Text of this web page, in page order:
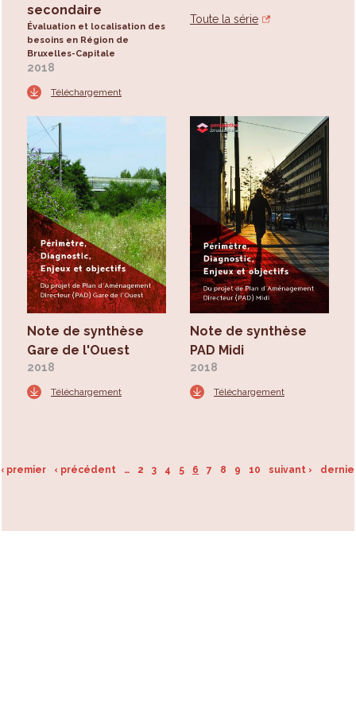
secondaire
Évaluation et localisation des
besoins en Région de
Bruxelles-Capitale
2018
Téléchargement
Toute la série
Note de synthèse
Gare de l'Ouest
2018
Téléchargement
Note de synthèse
PAD Midi
2018
Téléchargement
premier ‹ précédent … 2 3 4 5 6 7 8 9 10 suivant ›